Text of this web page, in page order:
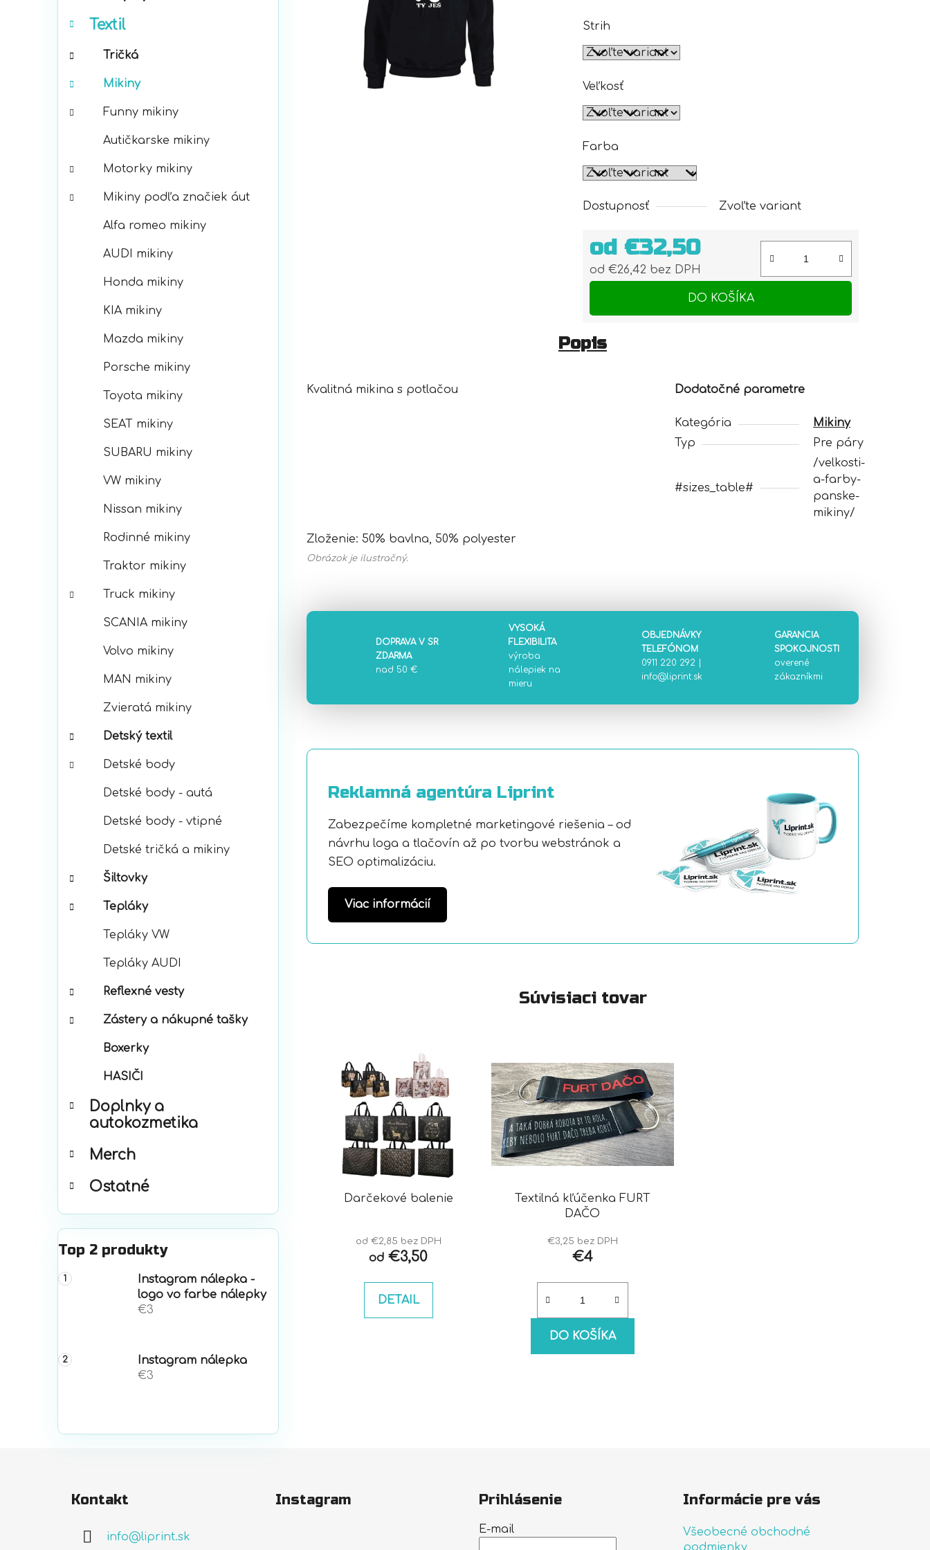
i
Textil
Tričká
Mikiny
Funny mikiny
Autičkarske mikiny
Motorky mikiny
Mikiny podľa značiek áut
Alfa romeo mikiny
AUDI mikiny
Honda mikiny
KIA mikiny
Mazda mikiny
Porsche mikiny
Toyota mikiny
SEAT mikiny
SUBARU mikiny
VW mikiny
Nissan mikiny
Rodinné mikiny
Traktor mikiny
Truck mikiny
SCANIA mikiny
Volvo mikiny
MAN mikiny
Zvieratá mikiny
Detský textil
Detské body
Detské body - autá
Detské body - vtipné
Detské tričká a mikiny
Šiltovky
Tepláky
Tepláky VW
Tepláky AUDI
Reflexné vesty
Zástery a nákupné tašky
Boxerky
HASIČI
Doplnky a
autokozmetika
Merch
Ostatné
Top 2 produkty
Instagram nálepka -
logo vo farbe nálepky
€3
Instagram nálepka
€3
Strih
Veľkosť
Farba
Dostupnosť Zvoľte variant
od €32,50
od €26,42 bez DPH
Jednotková cena:
DO KOŠÍKA
Popis
Kvalitná mikina s potlačou
Zloženie: 50% bavlna, 50% polyester
Obrázok je ilustračný.
Dodatočné parametre
Kategória
Mikiny
Typ
Pre páry
#sizes_table#
/velkosti-
a-farby-
panske-
mikiny/
DOPRAVA V SR
ZDARMA
nad 50 €
VYSOKÁ
FLEXIBILITA
výroba
nálepiek na
mieru
OBJEDNÁVKY
TELEFÓNOM
0911 220 292
info@liprint.sk
GARANCIA
SPOKOJNOSTI
overené
zákazníkmi
Reklamná agentúra Liprint
Zabezpečíme kompletné marketingové riešenia – od
návrhu loga a tlačovín až po tvorbu webstránok a
SEO optimalizáciu.
Viac informácií
Súvisiaci tovar
Darčekové balenie
od €2,85 bez DPH
od €3,50
DETAIL
Textilná kľúčenka FURT
DAČO
€3,25 bez DPH
€4
DO KOŠÍKA
Kontakt
info@liprint.sk
Instagram Prihlásenie
E-mail
Informácie pre vás
Všeobecné obchodné